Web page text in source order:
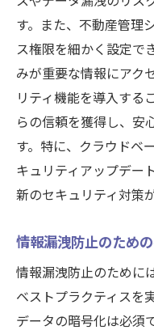
す。また、不動産管理
ス権限を細かく設定で
みが重要な情報にアク
リティ機能を導入する
らの信頼を獲得し、安
す。特に、クラウドベ
キュリティアップデー
新のセキュリティ対策
情報漏洩防止のため
情報漏洩防止のために
ベストプラクティスを
データの暗号化は必須